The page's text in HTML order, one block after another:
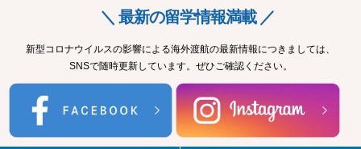
＼ 最新の留学情報満載 ／
新型コロナウイルスの影響による海外渡航の最新情報につきましては、
SNSで随時更新しています。ぜひご確認ください。